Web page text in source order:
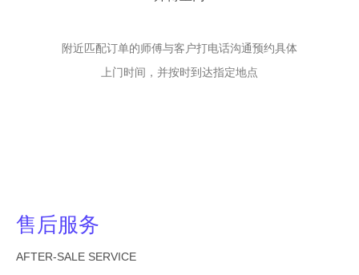
附近匹配订单的师傅与客户打电话沟通预约具体
上门时间，并按时到达指定地点
售后服务
AFTER-SALE SERVICE